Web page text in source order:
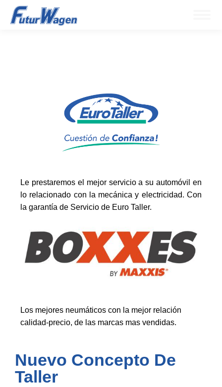
Le prestaremos el mejor servicio a su automóvil en
lo relacionado con la mecánica y electricidad. Con
la garantía de Servicio de Euro Taller.
Los mejores neumáticos con la mejor relación
calidad-precio, de las marcas mas vendidas.
Nuevo Concepto De
Taller